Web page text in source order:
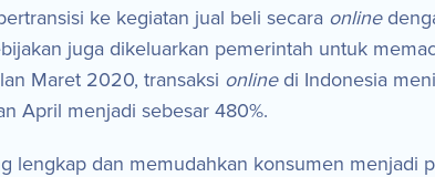
ke kegiatan jual beli secara online
juga dikeluarkan pemerintah untuk
Maret 2020, transaksi onlinedi Indonesia
April menjadi sebesar 480%.
lengkap dan memudahkan konsumen menjadi